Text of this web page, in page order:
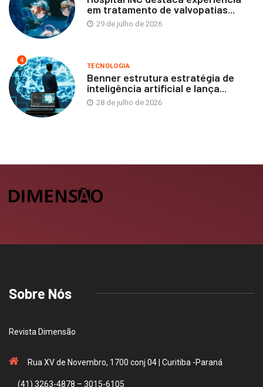
em tratamento de valvopatias...
29 de julho de 2026
4
TECNOLOGIA
Benner estrutura estratégia de
inteligência artificial e lança...
28 de julho de 2026
Sobre Nós
Revista Dimensão
Rua XV de Novembro, 1700 conj 04 | Curitiba -Paraná
(41) 3263-4878 – 3015-6105